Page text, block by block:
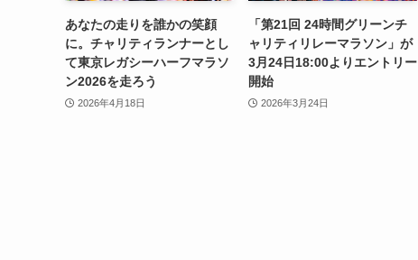
あなたの走りを誰かの笑顔
に。チャリティランナーとし
て東京レガシーハーフマラソ
ン2026を走ろう
2026年4月18日
「第21回 24時間グリーンチ
ャリティリレーマラソン」が
3月24日18:00よりエントリー
開始
2026年3月24日